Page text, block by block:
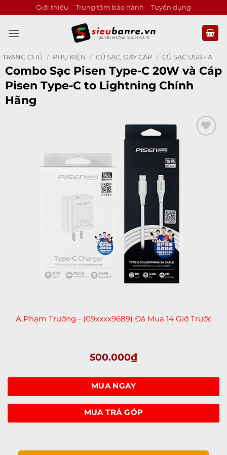
qua
nội
Giới thiệu Trung tâm bảo hành Tuyển dụng
TRANG CHỦ / PHỤ KIỆN / CỦ SẠC, DÂY CÁP / CỦ SẠC USB - A
Combo Sạc Pisen Type-C 20W và Cáp
Pisen Type-C to Lightning Chính
Hãng
A.Phạm Trường - (09xxxx9689) Đã Mua 14 Giờ Trước
Chị.Bích Vy - (09xxxx7444) Đã Mua 18 Giờ Trước
Chị. Cẩm Bào - (09xxxx0111) Đã Mua Hôm Qua
Anh. Vũ Thanh Tú - (09xxxx8891) Đã Mua 2 Giờ Trước
Anh. Le Hung - (09xxxx2323) Đã Mua 5 Ngày Trước
Anh. Quang - (09xxxx9646) Đã Mua 6 Giờ Trước
Anh. Duy Phương - (03xxxx0186) Đã Mua 3 Ngày Trước
500.000₫
MUA NGAY
MUA TRẢ GÓP